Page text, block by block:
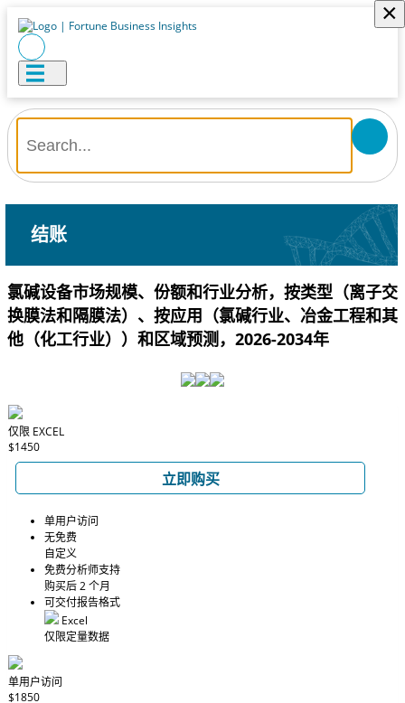
×
结账
氯碱设备市场规模、份额和行业分析，按类型（离子交
换膜法和隔膜法）、按应用（氯碱行业、冶金工程和其
他（化工行业））和区域预测，2026-2034年
仅限 EXCEL
$1450
立即购买
单用户访问
无免费
自定义
免费分析师支持
购买后 2 个月
可交付报告格式
Excel
仅限定量数据
单用户访问
$1850